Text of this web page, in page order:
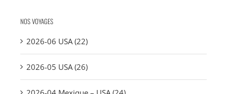
NOS VOYAGES
2026-06 USA (22)
2026-05 USA (26)